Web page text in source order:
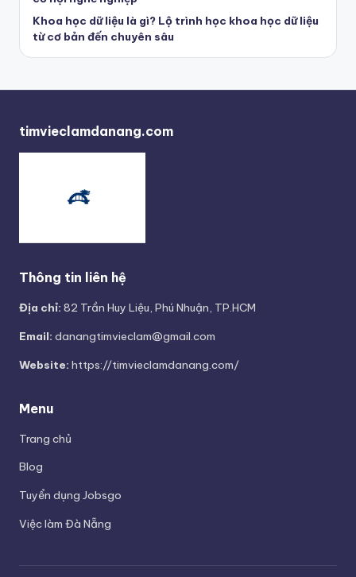
Khoa học dữ liệu là gì? Lộ trình học khoa học dữ liệu
từ cơ bản đến chuyên sâu
timvieclamdanang.com
Thông tin liên hệ
Địa chỉ: 82 Trần Huy Liệu, Phú Nhuận, TP.HCM
Email: danangtimvieclam@gmail.com
Website: https://timvieclamdanang.com/
Menu
Trang chủ
Blog
Tuyển dụng Jobsgo
Việc làm Đà Nẵng